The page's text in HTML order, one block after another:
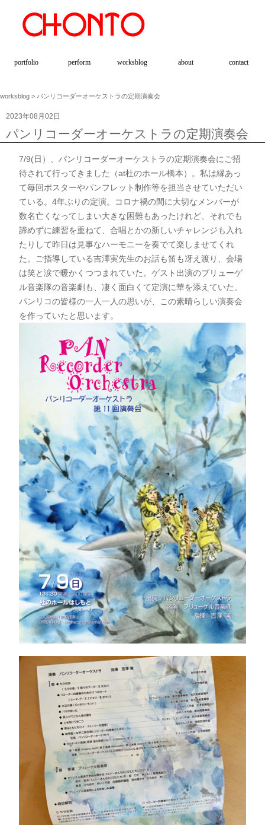
portfolio perform worksblog about contact
worksblog > パンリコーダーオーケストラの定期演奏会
2023年08月02日
パンリコーダーオーケストラの定期演奏会
7/9(日）、パンリコーダーオーケストラの定期演奏会にご招
待されて行ってきました（at杜のホール橋本）。私は縁あっ
て毎回ポスターやパンフレット制作等を担当させていただい
ている。4年ぶりの定演。コロナ禍の間に大切なメンバーが
数名亡くなってしまい大きな困難もあったけれど、それでも
諦めずに練習を重ねて、合唱とかの新しいチャレンジも入れ
たりして昨日は見事なハーモニーを奏でて楽しませてくれ
た。ご指導している吉澤実先生のお話も笛も冴え渡り、会場
は笑と涙で暖かくつつまれていた。ゲスト出演のブリューゲ
ル音楽隊の音楽劇も、凄く面白くて定演に華を添えていた。
パンリコの皆様の一人一人の思いが、この素晴らしい演奏会
を作っていたと思います。